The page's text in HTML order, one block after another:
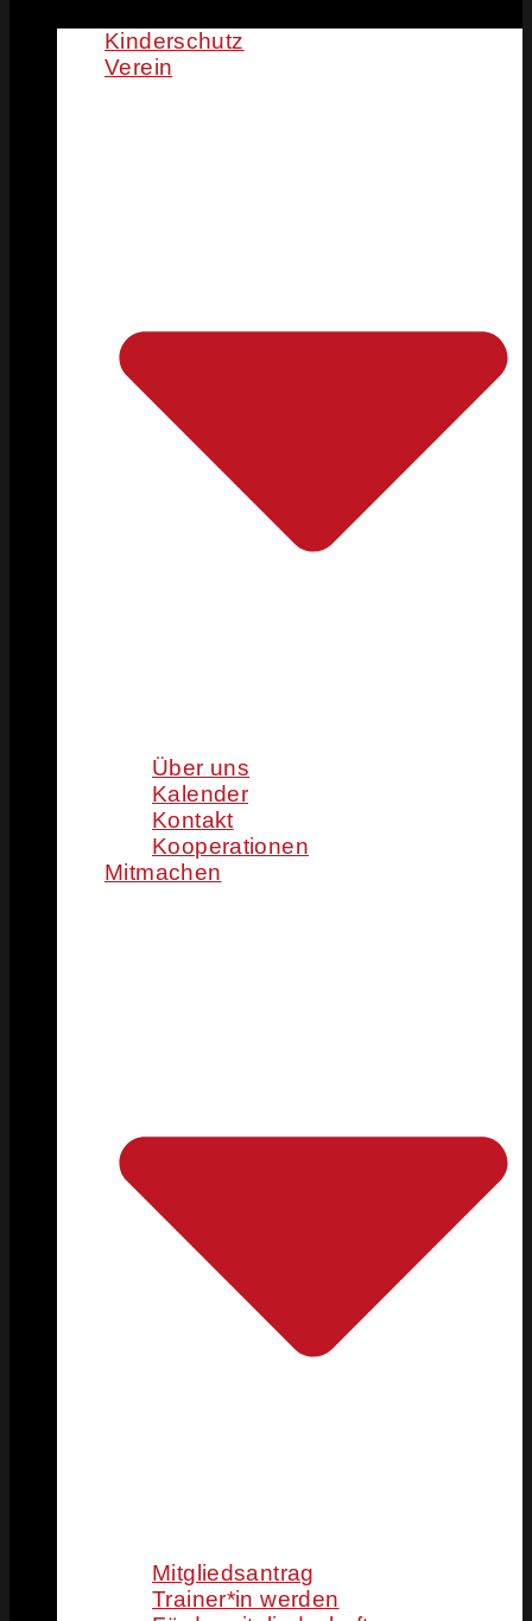
Kinderschutz
Verein
Über uns
Kalender
Kontakt
Kooperationen
Mitmachen
Mitgliedsantrag
Trainer*in werden